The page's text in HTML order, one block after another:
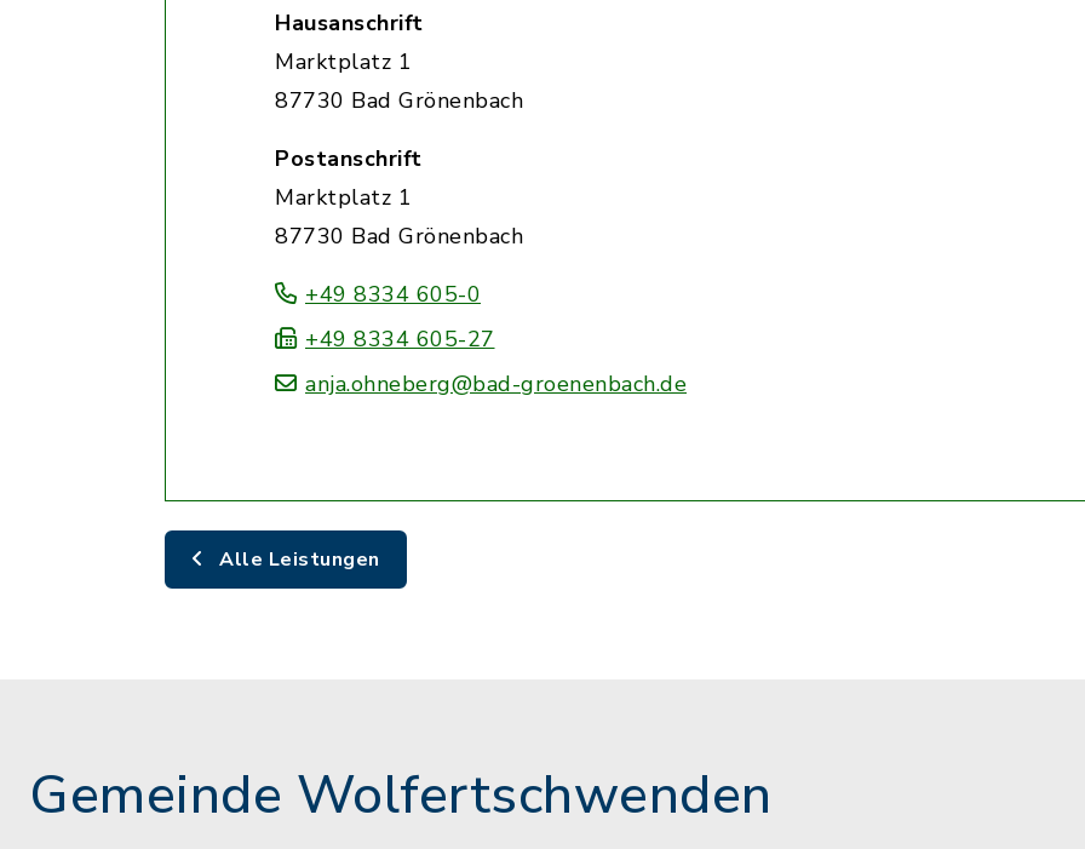
Hausanschrift
Marktplatz 1
87730 Bad Grönenbach
Postanschrift
Marktplatz 1
87730 Bad Grönenbach
+49 8334 605-0
+49 8334 605-27
anja.ohneberg@bad-groenenbach.de
Alle Leistungen
Gemeinde Wolfertschwenden